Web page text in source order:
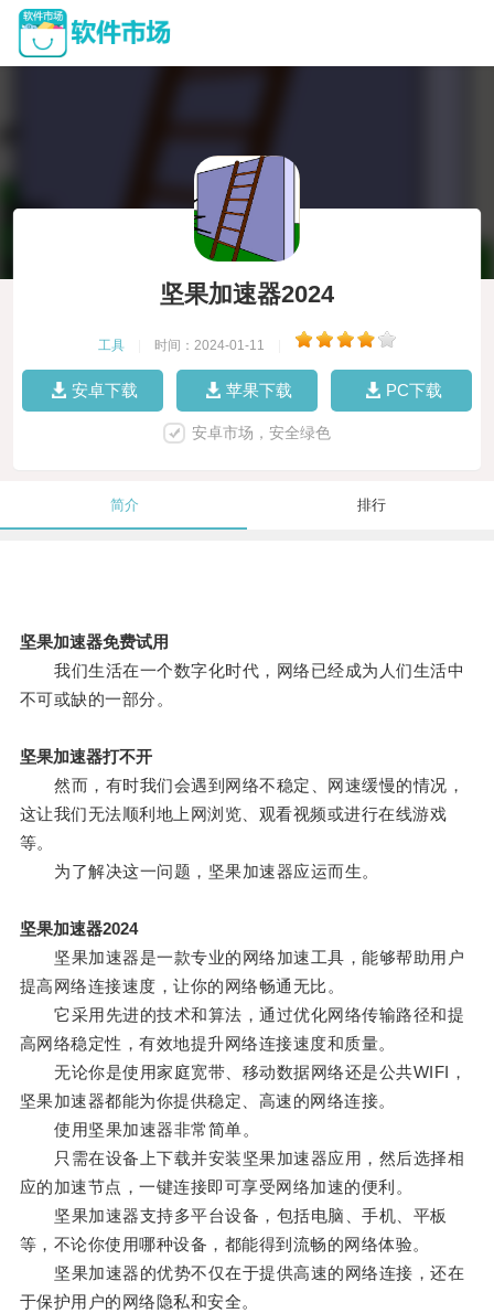
坚果加速器2024
工具 时间：2024-01-11
安卓下载 苹果下载 PC下载
安卓市场，安全绿色
简介 排行
坚果加速器免费试用
我们生活在一个数字化时代，网络已经成为人们生活中
不可或缺的一部分。
坚果加速器打不开
然而，有时我们会遇到网络不稳定、网速缓慢的情况，
这让我们无法顺利地上网浏览、观看视频或进行在线游戏
等。
为了解决这一问题，坚果加速器应运而生。
坚果加速器2024
坚果加速器是一款专业的网络加速工具，能够帮助用户
提高网络连接速度，让你的网络畅通无比。
它采用先进的技术和算法，通过优化网络传输路径和提
高网络稳定性，有效地提升网络连接速度和质量。
无论你是使用家庭宽带、移动数据网络还是公共WIFI，
坚果加速器都能为你提供稳定、高速的网络连接。
使用坚果加速器非常简单。
只需在设备上下载并安装坚果加速器应用，然后选择相
应的加速节点，一键连接即可享受网络加速的便利。
坚果加速器支持多平台设备，包括电脑、手机、平板
等，不论你使用哪种设备，都能得到流畅的网络体验。
坚果加速器的优势不仅在于提供高速的网络连接，还在
于保护用户的网络隐私和安全。